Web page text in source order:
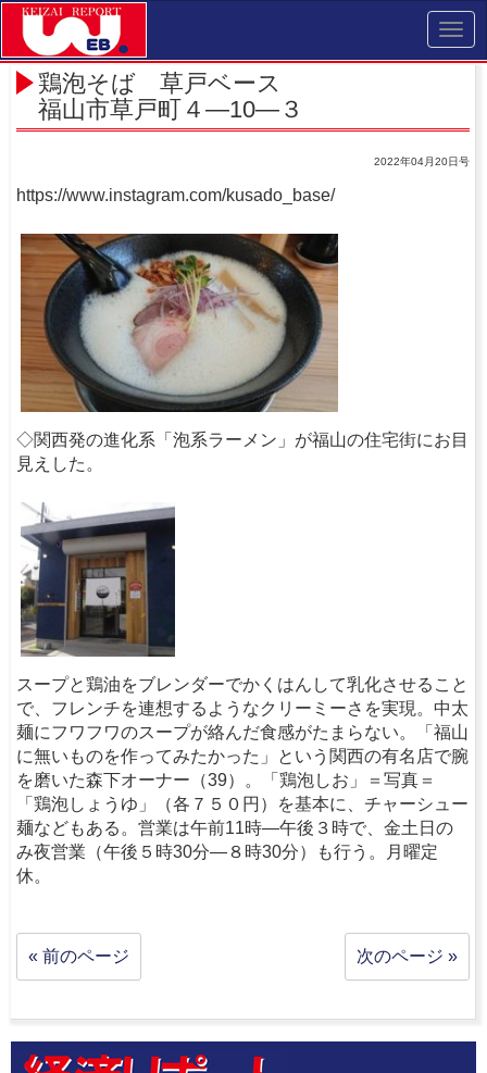
鶏泡そば 草戸ベース
福山市草戸町４―10―３
2022年04月20日号
https://www.instagram.com/kusado_base/
◇関西発の進化系「泡系ラーメン」が福山の住宅街にお目
見えした。
スープと鶏油をブレンダーでかくはんして乳化させること
で、フレンチを連想するようなクリーミーさを実現。中太
麺にフワフワのスープが絡んだ食感がたまらない。「福山
に無いものを作ってみたかった」という関西の有名店で腕
を磨いた森下オーナー（39）。「鶏泡しお」＝写真＝
「鶏泡しょうゆ」（各７５０円）を基本に、チャーシュー
麺などもある。営業は午前11時―午後３時で、金土日の
み夜営業（午後５時30分―８時30分）も行う。月曜定
休。
« 前のページ 次のページ »